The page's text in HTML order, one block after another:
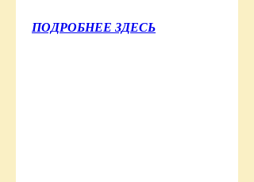
ПОДРОБНЕЕ ЗДЕСЬ